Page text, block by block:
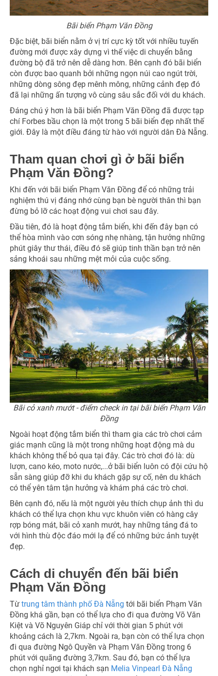
Bãi biển Phạm Văn Đồng
Đặc biệt, bãi biển nằm ở vị trí cực kỳ tốt với nhiều tuyến
đường mới được xây dựng vì thế việc di chuyển bằng
đường bộ đã trở nên dễ dàng hơn. Bên cạnh đó bãi biển
còn được bao quanh bởi những ngọn núi cao ngút trời,
những dòng sông đẹp mênh mông, những cảnh đẹp đó
đã lại những ấn tượng vô cùng sâu sắc đối với du khách.
Đáng chú ý hơn là bãi biển Phạm Văn Đồng đã được tạp
chí Forbes bầu chọn là một trong 5 bãi biển đẹp nhất thế
giới. Đây là một điều đáng từ hào với người dân Đà Nẵng.
Tham quan chơi gì ở bãi biển
Phạm Văn Đồng?
Khi đến với bãi biển Phạm Văn Đồng để có những trải
nghiệm thú vị đáng nhớ cùng bạn bè người thân thì bạn
đừng bỏ lỡ các hoạt động vui chơi sau đây.
Đầu tiên, đó là hoạt động tắm biển, khi đến đây bạn có
thể hòa mình vào cơn sóng nhẹ nhàng, tận hưởng những
phút giây thư thái, điều đó sẽ giúp tinh thần bạn trở nên
sảng khoái sau những mệt mỏi của cuộc sống.
Bãi cỏ xanh mướt - điểm check in tại bãi biển Phạm Văn
Đồng
Ngoài hoạt động tắm biển thì tham gia các trò chơi cảm
giác mạnh cũng là một trong những hoạt động mà du
khách không thể bỏ qua tại đây. Các trò chơi đó là: dù
lượn, cano kéo, moto nước,...ở bãi biển luôn có đội cứu hộ
sẵn sàng giúp đỡ khi du khách gặp sự cố, nên du khách
có thể yên tâm tận hưởng và khám phá các trò chơi.
Bên cạnh đó, nếu là một người yêu thích chụp ảnh thì du
khách có thể lựa chọn khu vực khuôn viên có hàng cây
rợp bóng mát, bãi cỏ xanh mướt, hay những tảng đá to
với hình thù độc đáo mới lạ để có những bức ảnh tuyệt
đẹp.
Cách di chuyển đến bãi biển
Phạm Văn Đồng
Từ trung tâm thành phố Đà Nẵng tới bãi biển Phạm Văn
Đồng khá gần, bạn có thể lựa cho đi qua đường Võ Văn
Kiệt và Võ Nguyên Giáp chỉ với thời gian 5 phút với
khoảng cách là 2,7km. Ngoài ra, bạn còn có thể lựa chọn
đi qua đường Ngô Quyền và Phạm Văn Đồng trong 6
phút với quãng đường 3,7km. Sau đó, bạn có thể lựa
chọn nghỉ ngơi tại khách sạn Melia Vinpearl Đà Nẵng